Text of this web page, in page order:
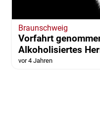
Braunschweig
Vorfahrt
Alkoholisiertes
vor 4 Jahren